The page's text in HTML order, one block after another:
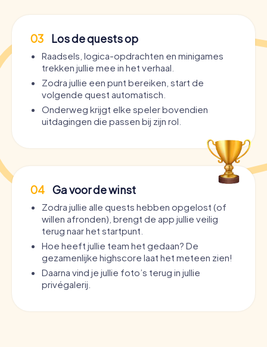
03 Los de quests op
Raadsels, logica-opdrachten en minigames
trekken jullie mee in het verhaal.
Zodra jullie een punt bereiken, start de
volgende quest automatisch.
Onderweg krijgt elke speler bovendien
uitdagingen die passen bij zijn rol.
04 Ga voor de winst
Zodra jullie alle quests hebben opgelost (of
willen afronden), brengt de app jullie veilig
terug naar het startpunt.
Hoe heeft jullie team het gedaan? De
gezamenlijke highscore laat het meteen zien!
Daarna vind je jullie foto’s terug in jullie
privégalerij.